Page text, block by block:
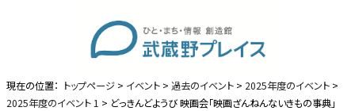
現在の位置： トップページ > イベント > 過去のイベント > 2025年度のイベント >
2025年度のイベント 1 > どっきんどようび 映画会「映画ざんねんないきもの事典」